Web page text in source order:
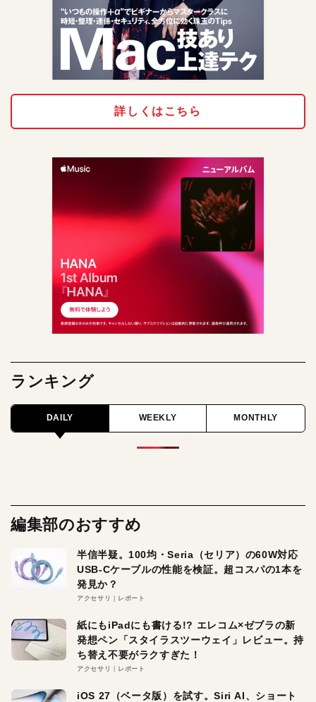
詳しくはこちら
ランキング
DAILY WEEKLY MONTHLY
編集部のおすすめ
半信半疑。100均・Seria（セリア）の60W対応
USB-Cケーブルの性能を検証。超コスパの1本を
発見か？
アクセサリ レポート
紙にもiPadにも書ける!? エレコム×ゼブラの新
発想ペン「スタイラスツーウェイ」レビュー。持
ち替え不要がラクすぎた！
アクセサリ レポート
iOS 27（ベータ版）を試す。Siri AI、ショート